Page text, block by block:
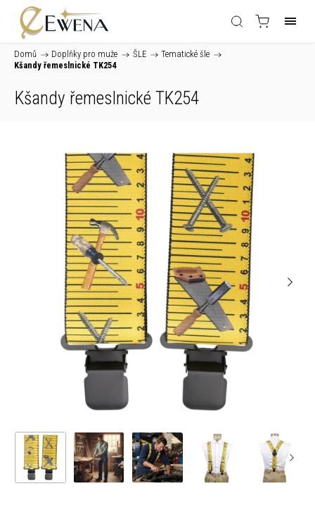
Domů / Doplňky pro muže / ŠLE / Tematické šle /
Kšandy řemeslnické TK254
Kšandy řemeslnické TK254